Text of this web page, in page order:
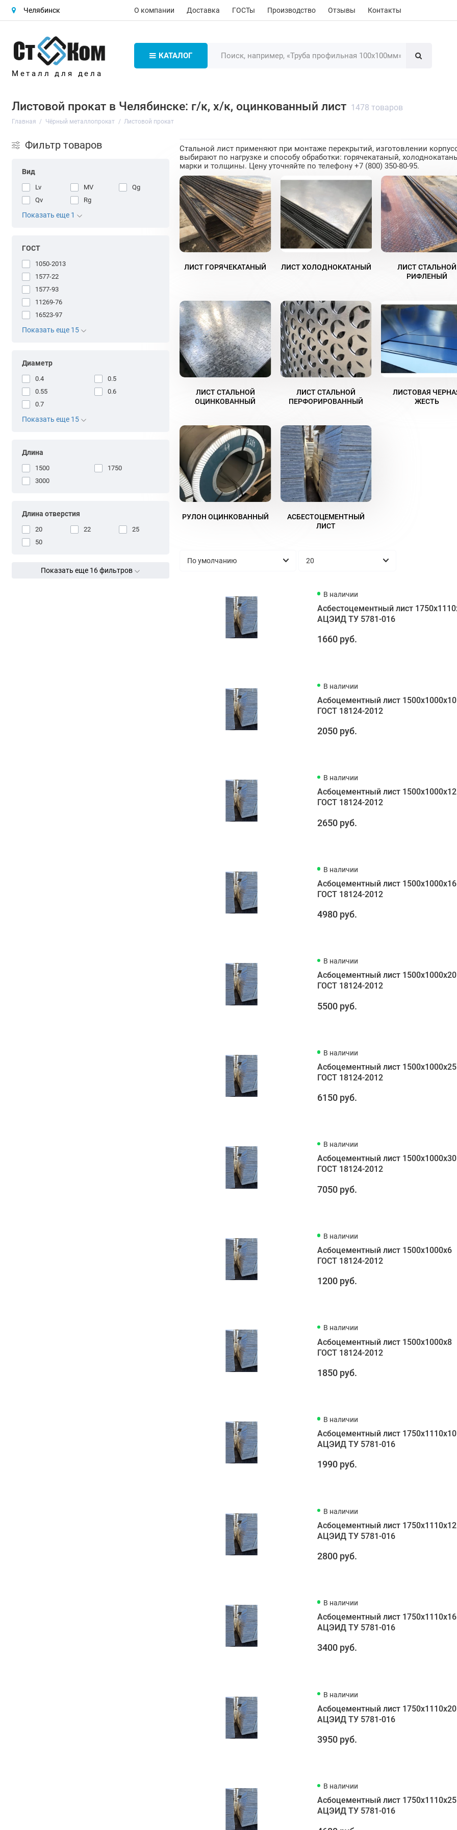
Челябинск О компании Доставка ГОСТы Производство Отзывы Контакты
Металл для дела
КАТАЛОГ
Листовой прокат в Челябинске: г/к, х/к, оцинкованный лист 1478 товаров
Главная Чёрный металлопрокат Листовой прокат
Фильтр товаров
Вид
Lv MV
Qg
Qv
Rg
Показать еще 1
ГОСТ
1050-2013
1577-22
1577-93
11269-76
16523-97
Показать еще 15
Диаметр
0.4
0.5
0.55
0.6
0.7
Показать еще 15
Длина
1500
1750
3000
Длина отверстия
20 22
25
50
Показать еще 16 фильтров
Стальной лист применяют при монтаже перекрытий, изготовлении
выбирают по нагрузке и способу обработки: горячекатаный,
марки и толщины. Цену уточняйте по телефону +7 (800) 350-80-95.
ЛИСТ ГОРЯЧЕКАТАНЫЙ ЛИСТ ХОЛОДНОКАТАНЫЙ
ЛИСТ СТАЛЬНОЙ
РИФЛЕНЫЙ
ЛИСТ СТАЛЬНОЙ
ОЦИНКОВАННЫЙ
ЛИСТ СТАЛЬНОЙ
ПЕРФОРИРОВАННЫЙ
ЛИСТОВАЯ
ЖЕСТЬ
РУЛОН ОЦИНКОВАННЫЙ
АСБЕСТОЦЕМЕНТНЫЙ
ЛИСТ
В наличии
Асбестоцементный лист
АЦЭИД ТУ 5781-016
1660 руб.
В наличии
Асбоцементный лист 1500х1000х10
ГОСТ 18124-2012
2050 руб.
В наличии
Асбоцементный лист 1500х1000х12
ГОСТ 18124-2012
2650 руб.
В наличии
Асбоцементный лист 1500х1000х16
ГОСТ 18124-2012
4980 руб.
В наличии
Асбоцементный лист 1500х1000х20
ГОСТ 18124-2012
5500 руб.
В наличии
Асбоцементный лист 1500х1000х25
ГОСТ 18124-2012
6150 руб.
В наличии
Асбоцементный лист 1500х1000х30
ГОСТ 18124-2012
7050 руб.
В наличии
Асбоцементный лист 1500х1000х6
ГОСТ 18124-2012
1200 руб.
В наличии
Асбоцементный лист 1500х1000х8
ГОСТ 18124-2012
1850 руб.
В наличии
Асбоцементный лист 1750х1110х10
АЦЭИД ТУ 5781-016
1990 руб.
В наличии
Асбоцементный лист 1750х1110х12
АЦЭИД ТУ 5781-016
2800 руб.
В наличии
Асбоцементный лист 1750х1110х16
АЦЭИД ТУ 5781-016
3400 руб.
В наличии
Асбоцементный лист 1750х1110х20
АЦЭИД ТУ 5781-016
3950 руб.
В наличии
Асбоцементный лист 1750х1110х25
АЦЭИД ТУ 5781-016